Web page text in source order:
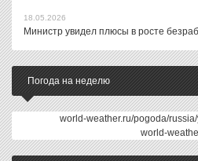
18.05.2026
Министр увидел плюсы в росте
Погода на неделю
world-weather.ru/pogoda/
world-